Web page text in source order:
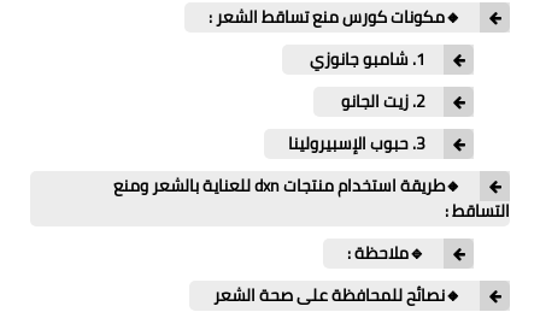
🔸مكونات كورس منع تساقط الشعر :
1. شامبو جانوزي
2. زيت الجانو
3. حبوب الإسبيرولينا
🔸طريقة استخدام منتجات dxn للعناية بالشعر ومنع
التساقط :
🔹ملاحظة :
🔸نصائح للمحافظة على صحة الشعر